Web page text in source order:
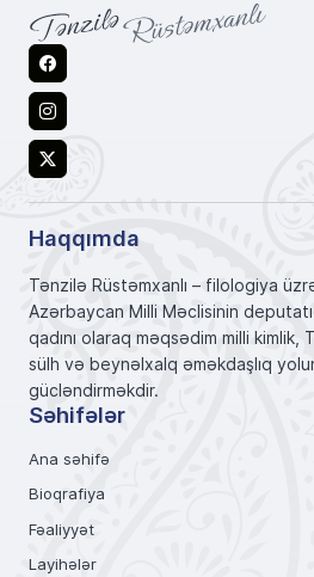
Facebook
Instagram
X
Haqqımda
Tənzilə Rüstəmxanlı – filologiya
Azərbaycan Milli Məclisinin
qadını olaraq məqsədim milli kimlik,
sülh və beynəlxalq əməkdaşlıq
gücləndirməkdir.
Səhifələr
Ana səhifə
Bioqrafiya
Fəaliyyət
Layihələr